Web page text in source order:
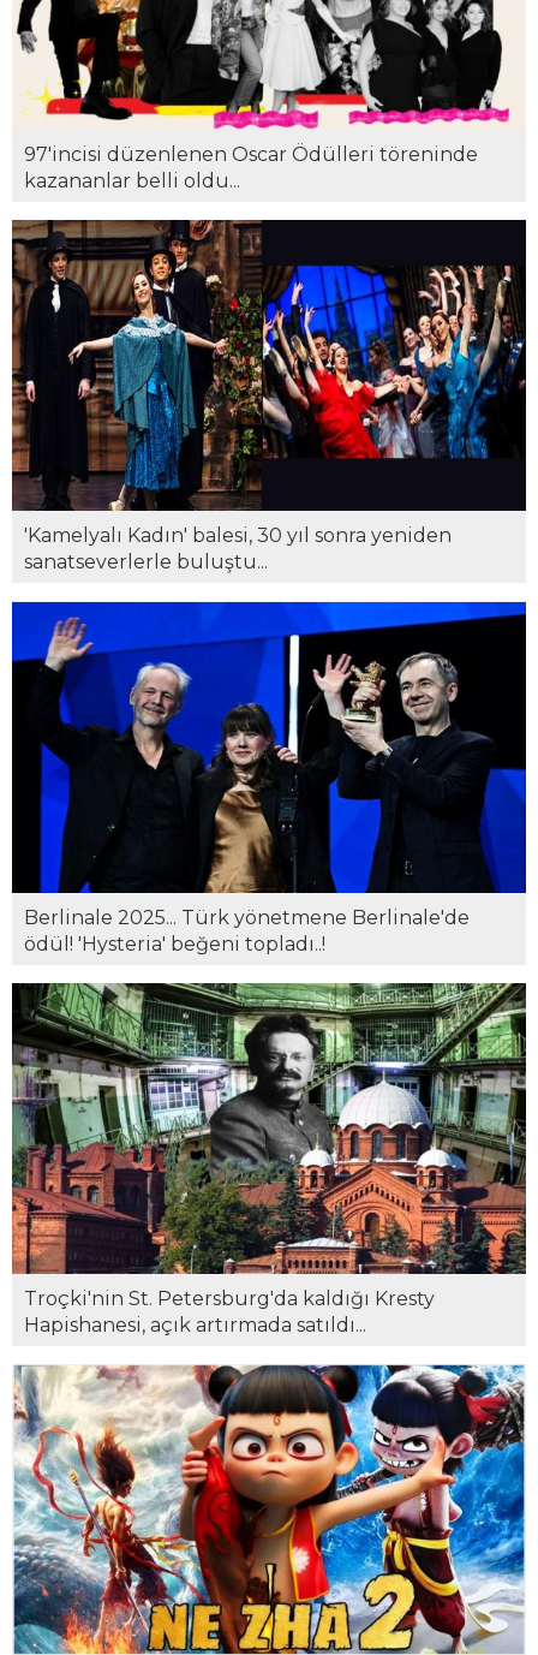
97'incisi düzenlenen Oscar Ödülleri töreninde
kazananlar belli oldu...
'Kamelyalı Kadın' balesi, 30 yıl sonra yeniden
sanatseverlerle buluştu...
Berlinale 2025... Türk yönetmene Berlinale'de
ödül! 'Hysteria' beğeni topladı..!
Troçki'nin St. Petersburg'da kaldığı Kresty
Hapishanesi, açık artırmada satıldı...